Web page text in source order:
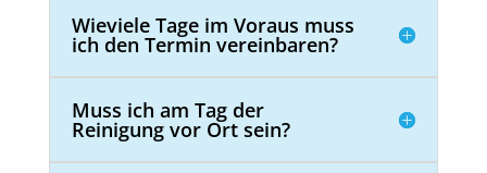
Wieviele Tage im Voraus muss
ich den Termin vereinbaren?
Muss ich am Tag der
Reinigung vor Ort sein?